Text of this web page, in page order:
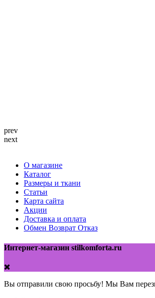
prev
next
О магазине
Каталог
Размеры и ткани
Статьи
Карта сайта
Акции
Доставка и оплата
Обмен Возврат Отказ
Интернет-магазин stilkomforta.ru
Вы отправили свою просьбу! Мы Вам